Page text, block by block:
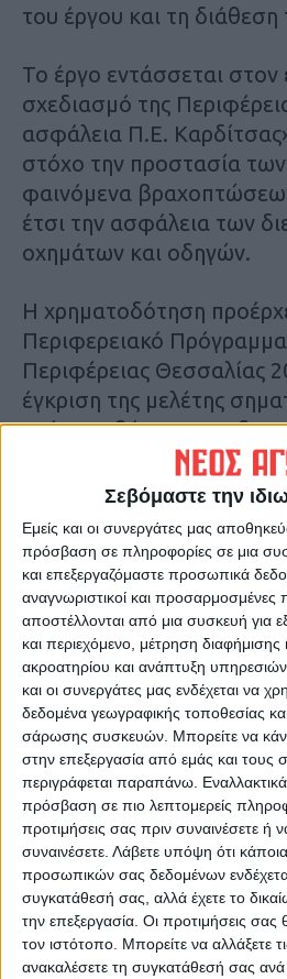
Σεβόμαστε την
Εμείς και οι συνεργάτες μας
πρόσβαση σε πληροφορίες σε μια
και επεξεργαζόμαστε προσωπικά
αναγνωριστικοί και προσαρμοσμένες
αποστέλλονται από μια συσκευή για
και περιεχόμενο, μέτρηση διαφήμισης
ακροατηρίου και ανάπτυξη υπηρεσιών.
και οι συνεργάτες μας ενδέχεται να
δεδομένα γεωγραφικής τοποθεσίας
σάρωσης συσκευών. Μπορείτε να
στην επεξεργασία από εμάς και τους
περιγράφεται παραπάνω.
πρόσβαση σε πιο λεπτομερείς
προτιμήσεις σας πριν συναινέσετε ή
συναινέσετε. Λάβετε υπόψη ότι
προσωπικών σας δεδομένων
συγκατάθεσή σας, αλλά έχετε το
την επεξεργασία. Οι προτιμήσεις σας
τον ιστότοπο. Μπορείτε να αλλάξετε
ανακαλέσετε τη συγκατάθεσή σας
του έργου και τη διάθεση
Το έργο εντάσσεται στον
σχεδιασμό της
ασφάλεια Π.Ε.
στόχο την προστασία
φαινόμενα
έτσι την ασφάλεια των
οχημάτων και οδηγών.
Η χρηματοδότηση
Περιφερειακό
Περιφέρειας Θεσσαλίας
έγκριση της μελέτης
επόμενο βήμα για τη
έργου, το οποίο
σύντομα.
Δ.Γ.
Τελευταίες Ειδήσεις Σήμερα
Ακολούθησε
ΑΓΩΝ στο
Όλες οι εξελίξεις
Καρδίτσας και
ΠΡΟΗΓΟΥΜΕΝΟ ΑΡΘΡΟ
Ανάστατοι οι αμπελουργοί
της Καρδίτσας που μένουν
εκτός του Μέτρου 23